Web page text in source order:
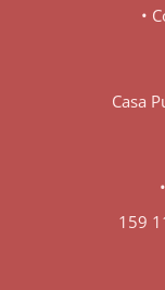
•
Casa
159